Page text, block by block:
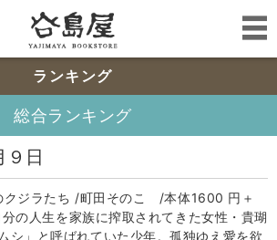
ランキング
総合ランキング
９日
クジラたち /町田そのこ /本体1600 円＋
の人生を家族に搾取されてきた女性・貴瑚
シ」と呼ばれていた少年。孤独ゆえ愛を欲